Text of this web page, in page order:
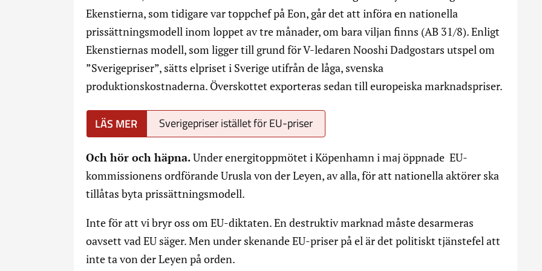
Ekenstierna, som tidigare var toppchef på Eon, går det att införa en nationella
prissättningsmodell inom loppet av tre månader, om bara viljan finns (AB 31/8). Enligt
Ekenstiernas modell, som ligger till grund för V-ledaren Nooshi Dadgostars utspel om
”Sverigepriser”, sätts elpriset i Sverige utifrån de låga, svenska
produktionskostnaderna. Överskottet exporteras sedan till europeiska marknadspriser.
Sverigepriser istället för EU-priser
Och hör och häpna.Under energitoppmötet i Köpenhamn i maj öppnade EU-
kommissionens ordförande Urusla von der Leyen, av alla, för att nationella aktörer ska
tillåtas byta prissättningsmodell.
Inte för att vi bryr oss om EU-diktaten. En destruktiv marknad måste desarmeras
oavsett vad EU säger. Men under skenande EU-priser på el är det politiskt tjänstefel att
inte ta von der Leyen på orden.